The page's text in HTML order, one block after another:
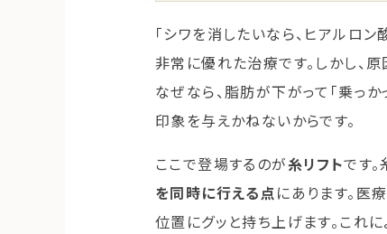
「シワを消したいなら、ヒアルロ
非常に優れた治療です。しかし、
なぜなら、脂肪が下がって「乗っ
印象を与えかねないからです。
ここで登場するのが糸リフトです
を同時に行える点にあります。医
位置にグッと持ち上げます。これ